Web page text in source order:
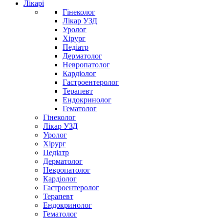
Лікарі
Гінеколог
Лікар УЗД
Уролог
Хірург
Педіатр
Дерматолог
Невропатолог
Кардіолог
Гастроентеролог
Терапевт
Ендокринолог
Гематолог
Гінеколог
Лікар УЗД
Уролог
Хірург
Педіатр
Дерматолог
Невропатолог
Кардіолог
Гастроентеролог
Терапевт
Ендокринолог
Гематолог